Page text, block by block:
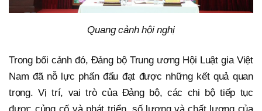
Quang cảnh hội nghị
Trong bối cảnh đó, Đảng bộ Trung ương Hội Luật gia Việt
Nam đã nỗ lực phấn đấu đạt được những kết quả quan
trọng. Vị trí, vai trò của Đảng bộ, các chi bộ tiếp tục